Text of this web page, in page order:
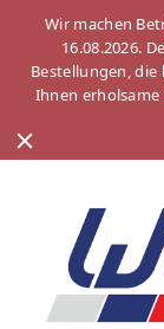
Wir machen
16.08.2026.
Bestellungen, die
Ihnen